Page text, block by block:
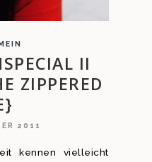
II
ZIPPERED
2011
kennen vielleicht